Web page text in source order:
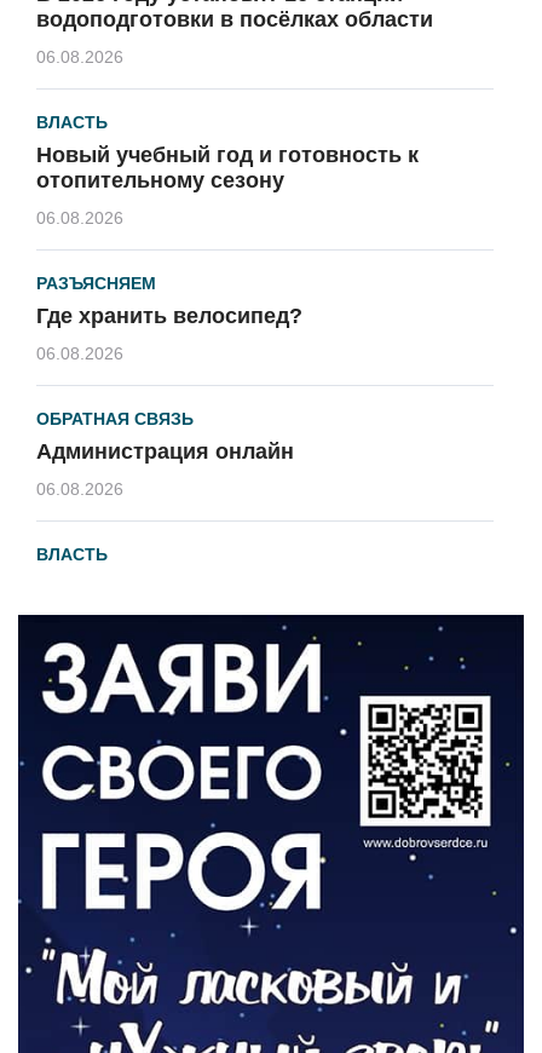
водоподготовки в посёлках области
06.08.2026
ВЛАСТЬ
Новый учебный год и готовность к
отопительному сезону
06.08.2026
РАЗЪЯСНЯЕМ
Где хранить велосипед?
06.08.2026
ОБРАТНАЯ СВЯЗЬ
Администрация онлайн
06.08.2026
ВЛАСТЬ
ОБЩЕСТВО
Новый настил на экотропе
05.08.2026
Помощь бойцам
05.08.2026